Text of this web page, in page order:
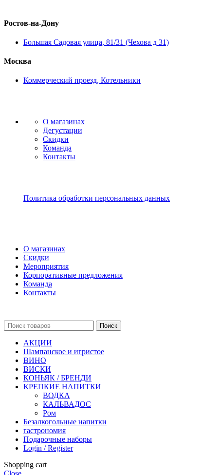
Ростов-на-Дону
Большая Садовая улица, 81/31 (Чехова д 31)
Москва
Коммерческий проезд, Котельники
О магазинах
Дегустации
Скидки
Команда
Контакты
Политика обработки персональных данных
О магазинах
Скидки
Мероприятия
Корпоративные предложения
Команда
Контакты
Поиск
АКЦИИ
Шампанское и игристое
ВИНО
ВИСКИ
КОНЬЯК / БРЕНДИ
КРЕПКИЕ НАПИТКИ
ВОДКА
КАЛЬВАДОС
Ром
Безалкогольные напитки
гастрономия
Подарочные наборы
Login / Register
Shopping cart